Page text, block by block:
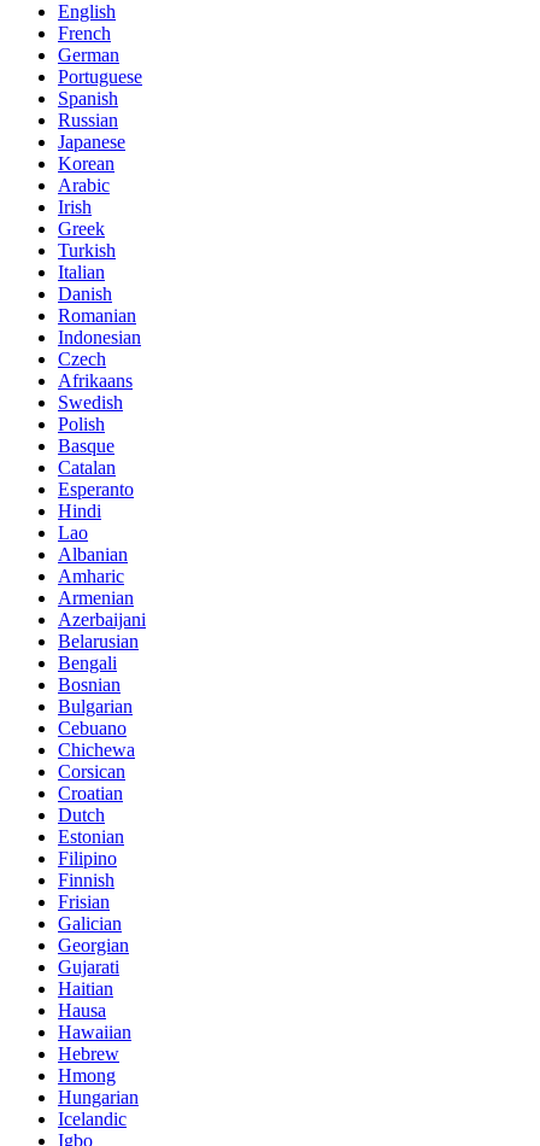
English
French
German
Portuguese
Spanish
Russian
Japanese
Korean
Arabic
Irish
Greek
Turkish
Italian
Danish
Romanian
Indonesian
Czech
Afrikaans
Swedish
Polish
Basque
Catalan
Esperanto
Hindi
Lao
Albanian
Amharic
Armenian
Azerbaijani
Belarusian
Bengali
Bosnian
Bulgarian
Cebuano
Chichewa
Corsican
Croatian
Dutch
Estonian
Filipino
Finnish
Frisian
Galician
Georgian
Gujarati
Haitian
Hausa
Hawaiian
Hebrew
Hmong
Hungarian
Icelandic
Igbo